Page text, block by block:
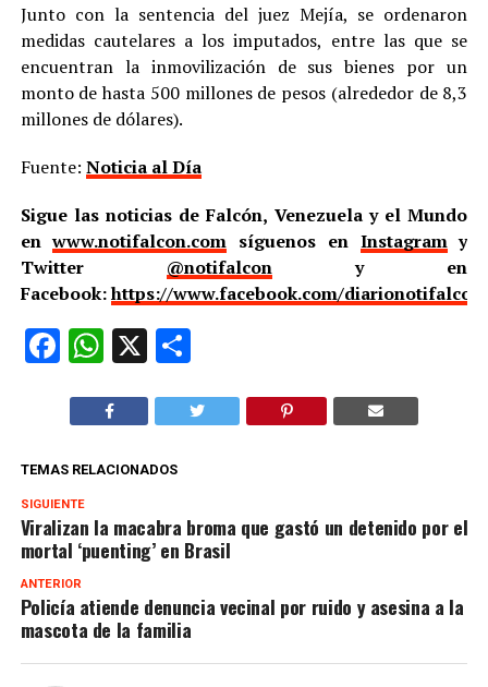
Junto con la sentencia del juez Mejía, se ordenaron
medidas cautelares a los imputados, entre las que se
encuentran la inmovilización de sus bienes por un
monto de hasta 500 millones de pesos (alrededor de 8,3
millones de dólares).
Fuente: Noticia al Día
Sigue las noticias de Falcón, Venezuela y el Mundo
enwww.notifalcon.com síguenos en Instagramy
Twitter @notifalcony en
Facebook:https://www.facebook.com/
Facebook
WhatsApp
X Compartir
TEMAS RELACIONADOS
SIGUIENTE
Viralizan la macabra broma que gastó un detenido por el
mortal ‘puenting’ en Brasil
ANTERIOR
Policía atiende denuncia vecinal por ruido y asesina a la
mascota de la familia